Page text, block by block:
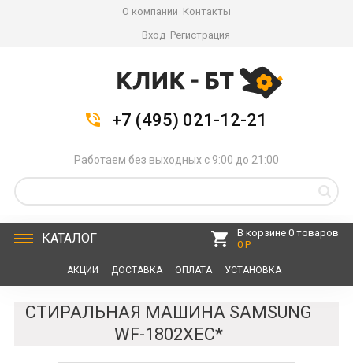
О компании Контакты
Вход Регистрация
+7 (495) 021-12-21
Работаем без выходных с 9:00 до 21:00
КАТАЛОГ
В корзине 0 товаров
0 Р
АКЦИИ ДОСТАВКА ОПЛАТА УСТАНОВКА
СТИРАЛЬНАЯ МАШИНА SAMSUNG
WF-1802XEC*